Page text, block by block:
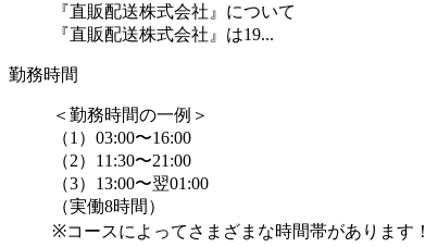
『直販配送株式会社』について
『直販配送株式会社』は19...
勤務時間
＜勤務時間の一例＞
（1）03:00〜16:00
（2）11:30〜21:00
（3）13:00〜翌01:00
（実働8時間）
※コースによってさまざまな時間帯があります！